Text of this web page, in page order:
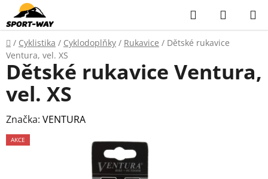
Přejít
na
obsah
Hledat
KOŠÍK
Domů
/ Cyklistika / Cyklodoplňky / Rukavice / Dětské rukavice
Ventura, vel. XS
Dětské rukavice Ventura,
vel. XS
Značka: VENTURA
AKCE